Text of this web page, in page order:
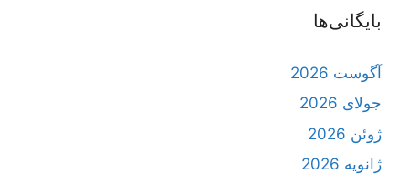
بایگانی‌ها
آگوست 2026
جولای 2026
ژوئن 2026
ژانویه 2026